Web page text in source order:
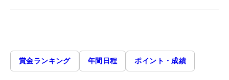
賞金ランキング 年間日程 ポイント・成績